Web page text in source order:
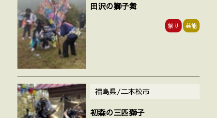
田沢の獅子舞
祭り 芸能
福島県/二本松市
初森の三匹獅子